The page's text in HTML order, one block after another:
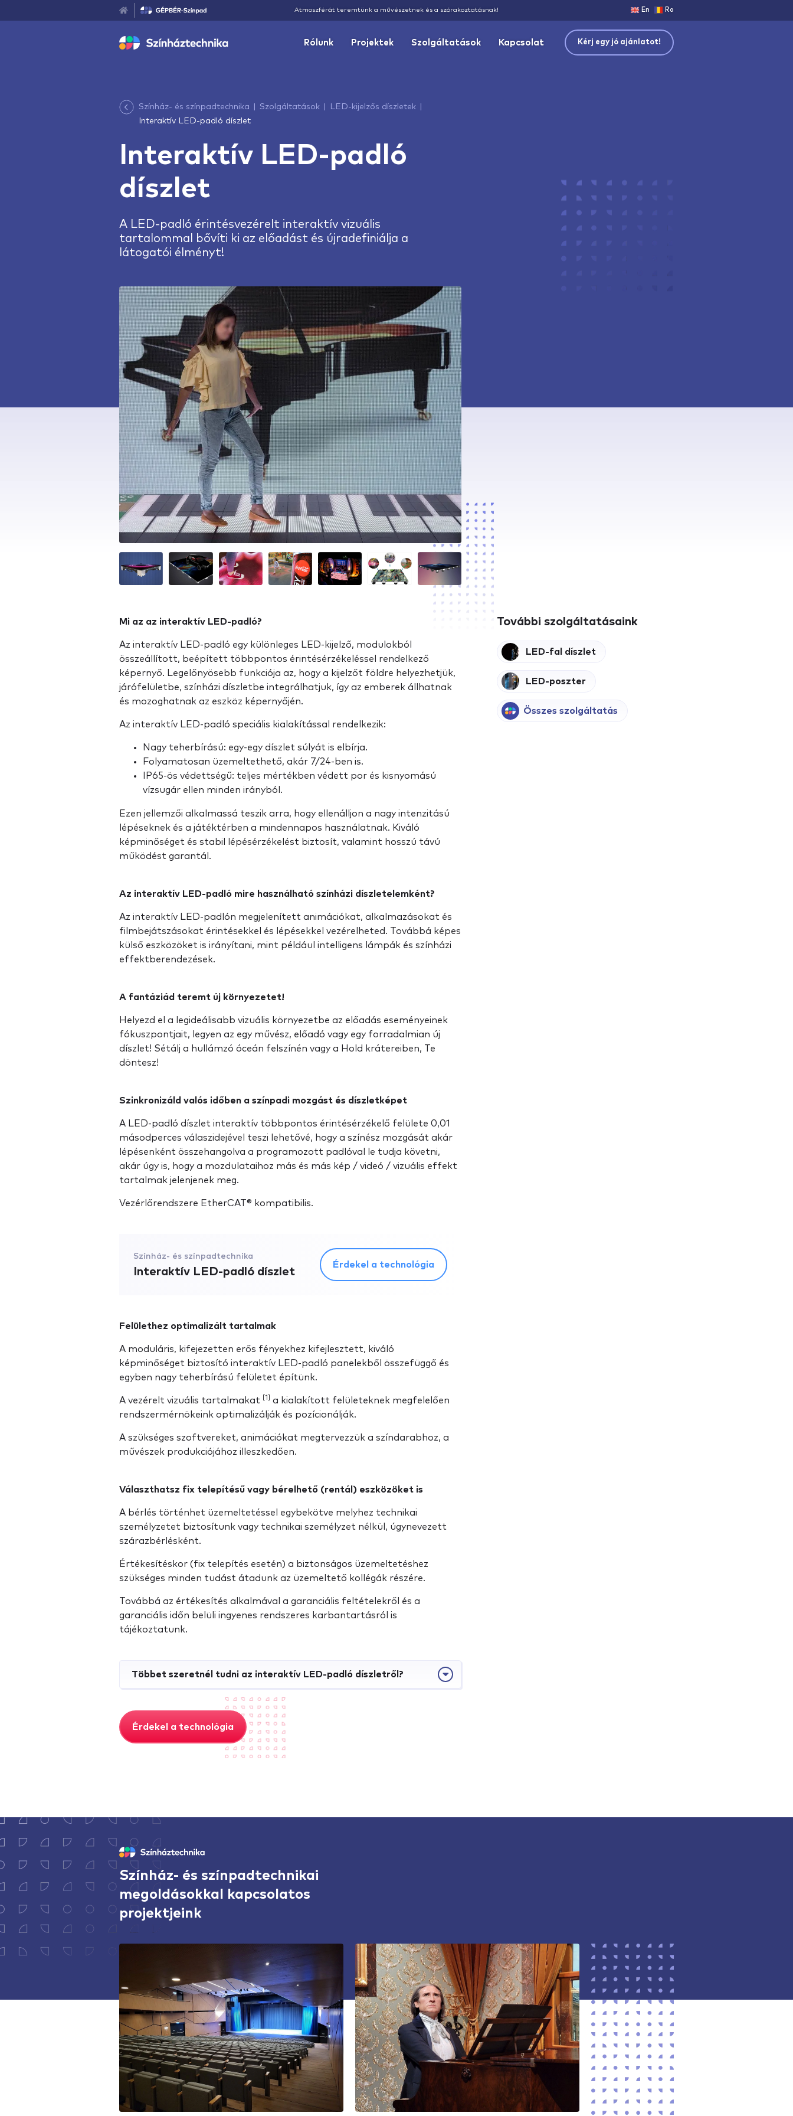
Atmoszférát teremtünk a művészetnek és a szórakoztatásnak! En Ro
Rólunk Projektek Szolgáltatások Kapcsolat Kérj egy jó ajánlatot!
Színház- és színpadtechnika Szolgáltatások
LED-kijelzős díszletek
Interaktív LED-padló díszlet
Interaktív LED-padló
díszlet
A LED-padló érintésvezérelt interaktív vizuális
tartalommal bővíti ki az előadást és újradefiniálja a
látogatói élményt!
Mi az az interaktív LED-padló?
Az interaktív LED-padló egy különleges LED-kijelző, modulokból
összeállított, beépített többpontos érintésérzékeléssel rendelkező
képernyő. Legelőnyösebb funkciója az, hogy a kijelzőt földre helyezhetjük,
járófelületbe, színházi díszletbe integrálhatjuk, így az emberek állhatnak
és mozoghatnak az eszköz képernyőjén.
Az interaktív LED-padló speciális kialakítással rendelkezik:
Nagy teherbírású: egy-egy díszlet súlyát is elbírja.
Folyamatosan üzemeltethető, akár 7/24-ben is.
IP65-ös védettségű: teljes mértékben védett por és kisnyomású
vízsugár ellen minden irányból.
Ezen jellemzői alkalmassá teszik arra, hogy ellenálljon a nagy intenzitású
lépéseknek és a játéktérben a mindennapos használatnak. Kiváló
képminőséget és stabil lépésérzékelést biztosít, valamint hosszú távú
működést garantál.
Az interaktív LED-padló mire használható színházi díszletelemként?
Az interaktív LED-padlón megjelenített animációkat, alkalmazásokat és
filmbejátszásokat érintésekkel és lépésekkel vezérelheted. Továbbá képes
külső eszközöket is irányítani, mint például intelligens lámpák és színházi
effektberendezések.
A fantáziád teremt új környezetet!
Helyezd el a legideálisabb vizuális környezetbe az előadás eseményeinek
fókuszpontjait, legyen az egy művész, előadó vagy egy forradalmian új
díszlet! Sétálj a hullámzó óceán felszínén vagy a Hold krátereiben, Te
döntesz!
Szinkronizáld valós időben a színpadi mozgást és díszletképet
A LED-padló díszlet interaktív többpontos érintésérzékelő felülete 0,01
másodperces válaszidejével teszi lehetővé, hogy a színész mozgását akár
lépésenként összehangolva a programozott padlóval le tudja követni,
akár úgy is, hogy a mozdulataihoz más és más kép / videó / vizuális effekt
tartalmak jelenjenek meg.
Vezérlőrendszere EtherCAT® kompatibilis.
Színház- és színpadtechnika
Interaktív LED-padló díszlet
Érdekel a technológia
Felülethez optimalizált tartalmak
A moduláris, kifejezetten erős fényekhez kifejlesztett, kiváló
képminőséget biztosító interaktív LED-padló panelekből összefüggő és
egyben nagy teherbírású felületet építünk.
A vezérelt vizuális tartalmakat [1]
a kialakított felületeknek megfelelően
rendszermérnökeink optimalizálják és pozícionálják.
A szükséges szoftvereket, animációkat megtervezzük a színdarabhoz, a
művészek produkciójához illeszkedően.
Választhatsz fix telepítésű vagy bérelhető (rentál) eszközöket is
A bérlés történhet üzemeltetéssel egybekötve melyhez technikai
személyzetet biztosítunk vagy technikai személyzet nélkül, úgynevezett
szárazbérlésként.
Értékesítéskor (fix telepítés esetén) a biztonságos üzemeltetéshez
szükséges minden tudást átadunk az üzemeltető kollégák részére.
Továbbá az értékesítés alkalmával a garanciális feltételekről és a
garanciális időn belüli ingyenes rendszeres karbantartásról is
tájékoztatunk.
Többet szeretnél tudni az interaktív LED-padló díszletről?
Érdekel a technológia
További szolgáltatásaink
LED-fal díszlet
LED-poszter
Összes szolgáltatás
Színház- és színpadtechnikai
megoldásokkal kapcsolatos
projektjeink